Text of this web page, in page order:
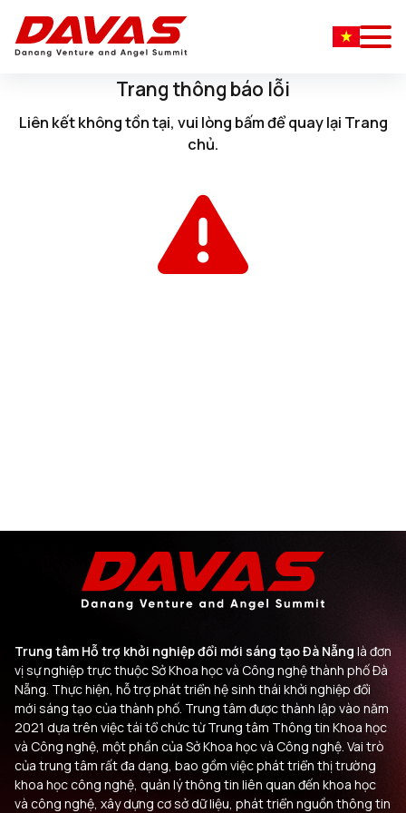
Trang thông báo lỗi
Liên kết không tồn tại, vui lòng bấmđể quay lại Trang
chủ.
Trung tâm Hỗ trợ khởi nghiệp đổi mới sáng tạo Đà Nẵng là đơn
vị sự nghiệp trực thuộc Sở Khoa học và Công nghệ thành phố Đà
Nẵng. Thực hiện, hỗ trợ phát triển hệ sinh thái khởi nghiệp đổi
mới sáng tạo của thành phố. Trung tâm được thành lập vào năm
2021 dựa trên việc tái tổ chức từ Trung tâm Thông tin Khoa học
và Công nghệ, một phần của Sở Khoa học và Công nghệ. Vai trò
của trung tâm rất đa dạng, bao gồm việc phát triển thị trường
khoa học công nghệ, quản lý thông tin liên quan đến khoa học
và công nghệ, xây dựng cơ sở dữ liệu, phát triển nguồn thông tin